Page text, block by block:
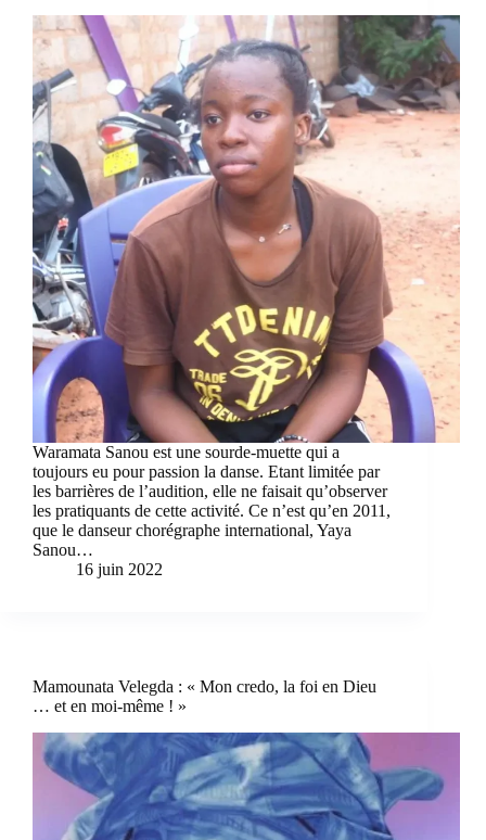
Waramata Sanou est une sourde-muette qui a
toujours eu pour passion la danse. Etant limitée par
les barrières de l’audition, elle ne faisait qu’observer
les pratiquants de cette activité. Ce n’est qu’en 2011,
que le danseur chorégraphe international, Yaya
Sanou…
16 juin 2022
Mamounata Velegda : « Mon credo, la foi en Dieu
… et en moi-même ! »